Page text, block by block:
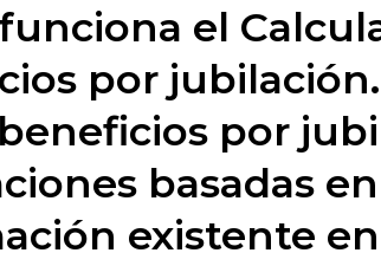
el
por
por
basadas
existente